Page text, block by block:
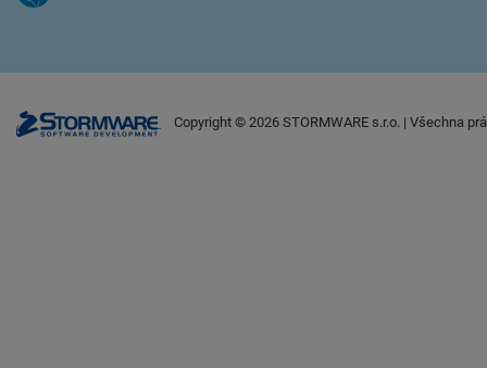
Copyright © 2026 STORMWARE s.r.o. | Všechna